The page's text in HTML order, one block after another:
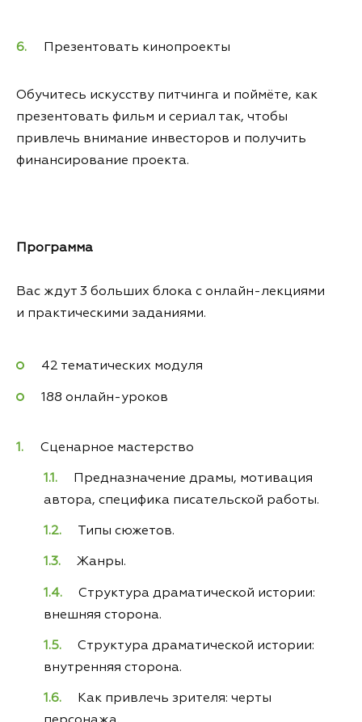
Презентовать кинопроекты
Обучитесь искусству питчинга и поймёте, как
презентовать фильм и сериал так, чтобы
привлечь внимание инвесторов и получить
финансирование проекта.
Программа
Вас ждут 3 больших блока с онлайн-лекциями
и практическими заданиями.
42 тематических модуля
188 онлайн-уроков
Сценарное мастерство
Предназначение драмы, мотивация
автора, специфика писательской работы.
Типы сюжетов.
Жанры.
Структура драматической истории:
внешняя сторона.
Структура драматической истории:
внутренняя сторона.
Как привлечь зрителя: черты